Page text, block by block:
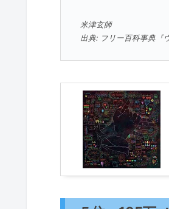
米津玄師
出典: フリー百科事典『